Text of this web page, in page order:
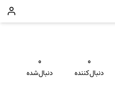
۰
دنبال‌کننده
۰
دنبال‌شده